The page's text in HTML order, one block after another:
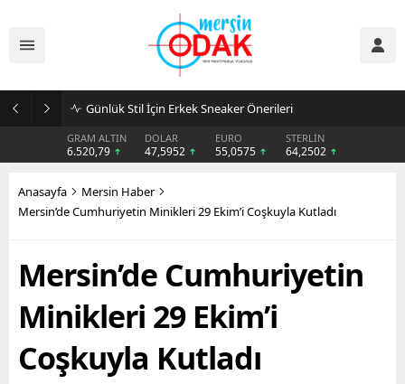
Günlük Stil İçin Erkek Sneaker Önerileri
GRAM ALTIN
6.520,79
DOLAR
47,5952
EURO
55,0575
STERLİN
64,2502
Anasayfa
Mersin Haber
Mersin’de Cumhuriyetin Minikleri 29 Ekim’i Coşkuyla Kutladı
Mersin’de Cumhuriyetin
Minikleri 29 Ekim’i
Coşkuyla Kutladı